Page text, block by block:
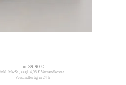
für39,90 €
inkl. MwSt., zzgl. 4,95 €Versandkosten
Versandfertig in 24 h